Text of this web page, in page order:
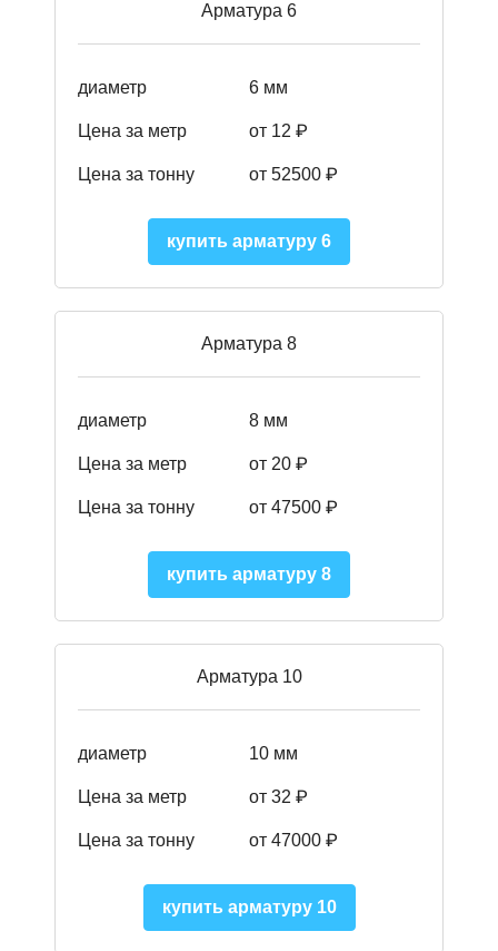
Арматура 6
диаметр 6 мм
Цена за метр от 12 ₽
Цена за тонну от 52500 ₽
купить арматуру 6
Арматура 8
диаметр 8 мм
Цена за метр от 20 ₽
Цена за тонну от 47500 ₽
купить арматуру 8
Арматура 10
диаметр 10 мм
Цена за метр от 32 ₽
Цена за тонну от 47000 ₽
купить арматуру 10